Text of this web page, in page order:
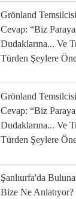
Grönland
Cevap: “Biz
Dudaklarına... Ve
Türden Şeylere
Grönland
Cevap: “Biz
Dudaklarına... Ve
Türden Şeylere
Şanlıurfa'da
Bize Ne Anlatıyor?